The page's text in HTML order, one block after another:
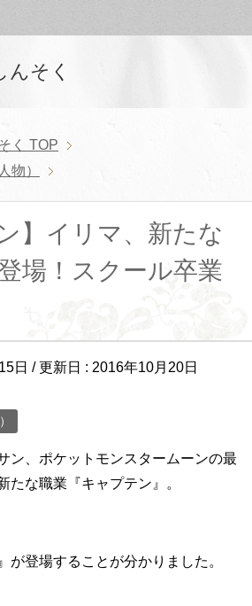
そく
く TOP
物）
】イリマ、新たな
場！スクール卒業
日 / 更新日 : 2016年10月20日
ン、ポケットモンスタームーンの最
たな職業『キャプテン』。
が登場することが分かりました。